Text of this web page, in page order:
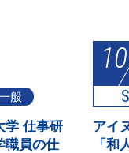
般
学 仕事研
職員の仕
10
アイ
「和